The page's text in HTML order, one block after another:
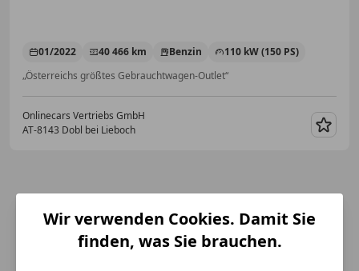
01/2022 40 466 km Benzin
110 kW (150 PS)
„Österreichs größtes Gebrauchtwagen-Outlet“
Onlinecars Vertriebs GmbH
AT-8143 Dobl bei Lieboch
Wir verwenden Cookies. Damit Sie
finden, was Sie brauchen.